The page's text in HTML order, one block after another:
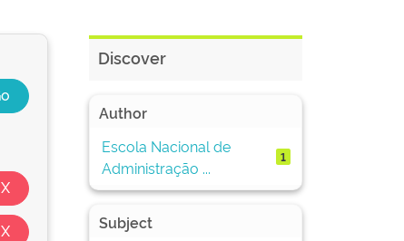
Discover
Author
Escola Nacional de
Administração ...
1
Subject